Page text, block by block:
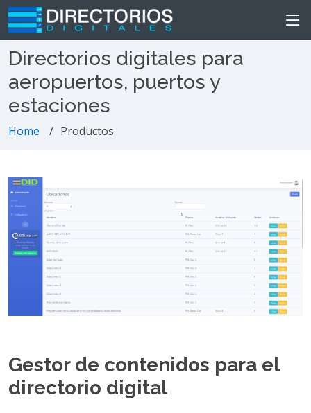
Directorios digitales para
aeropuertos, puertos y
estaciones
Home Productos
Gestor de contenidos para el
directorio digital